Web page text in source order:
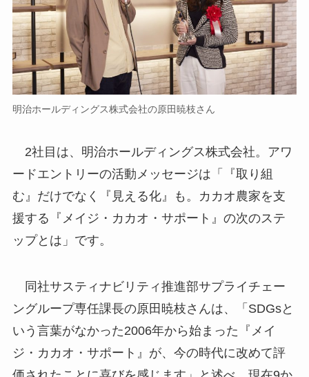
明治ホールディングス株式会社の原田暁枝さん
2社目は、明治ホールディングス株式会社。アワ
ードエントリーの活動メッセージは「『取り組
む』だけでなく『見える化』も。カカオ農家を支
援する『メイジ・カカオ・サポート』の次のステ
ップとは」です。
同社サスティナビリティ推進部サプライチェー
ングループ専任課長の原田暁枝さんは、「SDGsと
いう言葉がなかった2006年から始まった『メイ
ジ・カカオ・サポート』が、今の時代に改めて評